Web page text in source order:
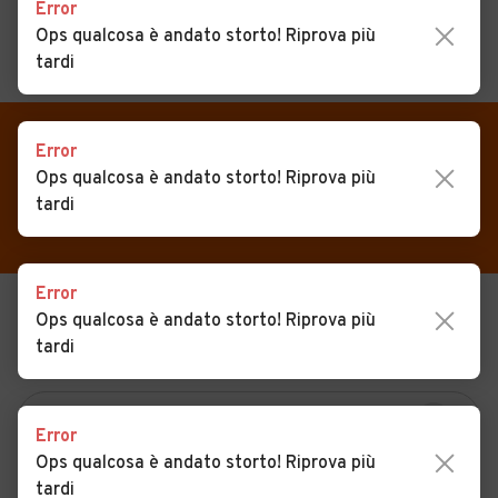
CERCA
Auto
Auto usate
Auto Km 0
Noleggio a lungo termine
Camper
VENDI
MAGAZINE
ACCEDI
Auto usate in vendita Abano
USATO
NUOVO
Error
Ops qualcosa è andato storto! Riprova più
tardi
Error
Ops qualcosa è andato storto! Riprova più
tardi
Error
Ops qualcosa è andato storto! Riprova più
tardi
Error
Ops qualcosa è andato storto! Riprova più
tardi